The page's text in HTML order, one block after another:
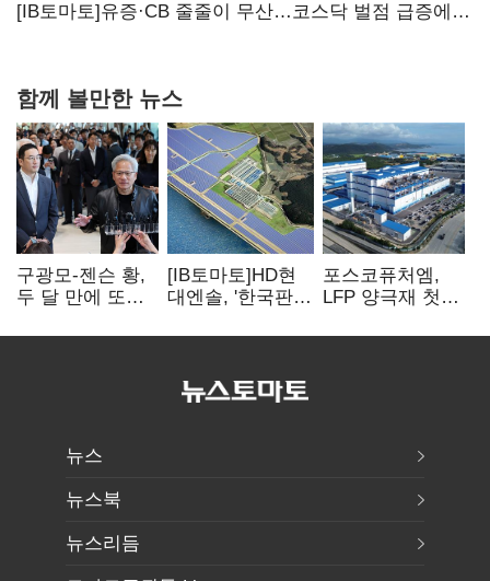
20년만에 '비상재정' 선언 승부수
[IB토마토]유증·CB 줄줄이 무산…코스닥 벌점 급증에
함께 볼만한 뉴스
구광모-젠슨 황,
두 달 만에 또
등 논의
[IB토마토]HD현
대엔솔, '한국판
세액공제 선택이
포스코퓨처엠,
LFP 양극재 첫
ESS 시장 공략
뉴스
뉴스북
뉴스리듬